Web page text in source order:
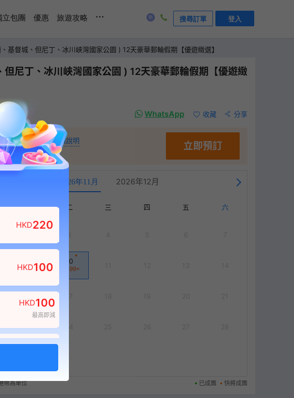
立包團 優惠 旅遊攻略 ... 搜尋訂單 登入
督城、但尼丁、冰川峽灣國家公園 ) 12天豪華郵輪假期【優遊緻選】
尼丁、冰川峽灣國家公園 ) 12天豪華郵輪假期【優遊緻
WhatsApp 收藏 分享
+ 起價說明
立即預訂
2026年11月 2026年12月
一 二 三 四 五 六
9
10
28,199+
23
幣為單位 已成團 快將成團
HKD220
HKD100
HKD100
最高即減
HKD80
HKD